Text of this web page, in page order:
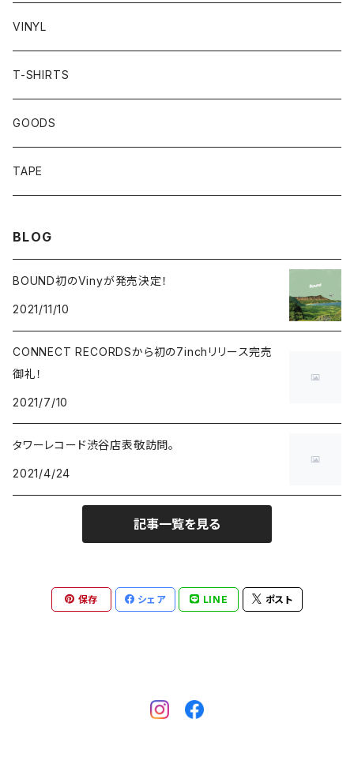
VINYL
T-SHIRTS
GOODS
TAPE
BLOG
BOUND初のVinyが発売決定！
2021/11/10
CONNECT RECORDSから初の7inchリリース完売
御礼！
2021/7/10
タワーレコード渋谷店表敬訪問。
2021/4/24
記事一覧を見る
保存 シェア LINE ポスト